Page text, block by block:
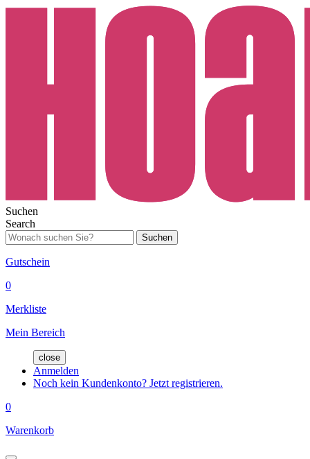
Suchen
Search
Suchen
Gutschein
0
Merkliste
Mein Bereich
close
Anmelden
Noch kein Kundenkonto? Jetzt registrieren.
0
Warenkorb